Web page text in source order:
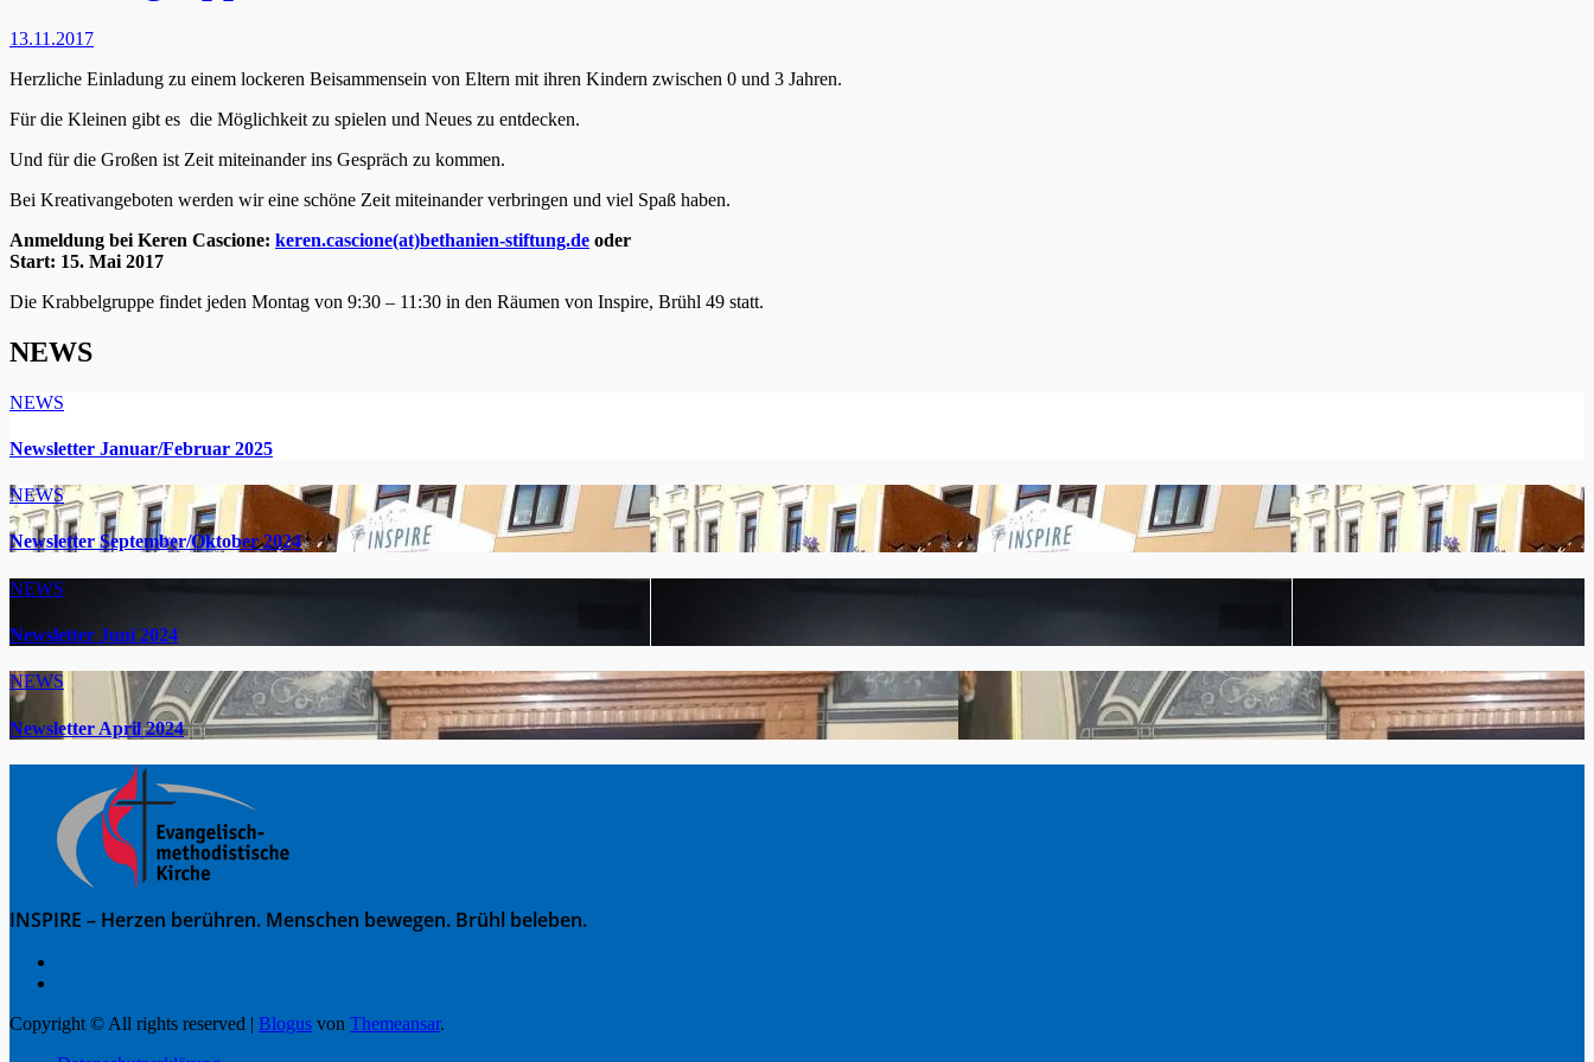
13.11.2017
Herzliche Einladung zu einem lockeren Beisammensein von Eltern mit ihren Kindern zwischen 0 und 3 Jahren.
Für die Kleinen gibt es die Möglichkeit zu spielen und Neues zu entdecken.
Und für die Großen ist Zeit miteinander ins Gespräch zu kommen.
Bei Kreativangeboten werden wir eine schöne Zeit miteinander verbringen und viel Spaß haben.
Anmeldung bei Keren Cascione: keren.cascione(at)bethanien-stiftung.de oder
Start: 15. Mai 2017
Die Krabbelgruppe findet jeden Montag von 9:30 – 11:30 in den Räumen von Inspire, Brühl 49 statt.
NEWS
NEWS
Newsletter Januar/Februar 2025
NEWS
Newsletter September/Oktober 2024
NEWS
Newsletter Juni 2024
NEWS
Newsletter April 2024
INSPIRE – Herzen berühren. Menschen bewegen. Brühl beleben.
Copyright © All rights reserved | Blogus von Themeansar.